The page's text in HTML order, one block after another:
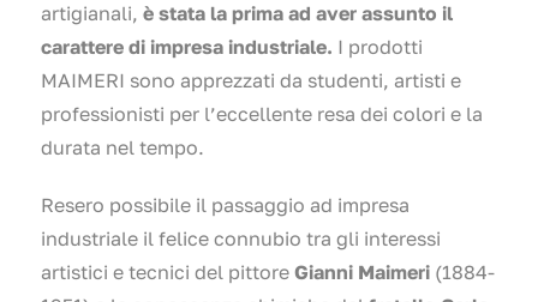
artigianali, è stata la prima ad aver assunto il
carattere di impresa industriale. I prodotti
MAIMERI sono apprezzati da studenti, artisti e
professionisti per l’eccellente resa dei colori e la
durata nel tempo.
Resero possibile il passaggio ad impresa
industriale il felice connubio tra gli interessi
artistici e tecnici del pittore Gianni Maimeri (1884-